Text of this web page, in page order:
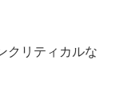
リティカルな